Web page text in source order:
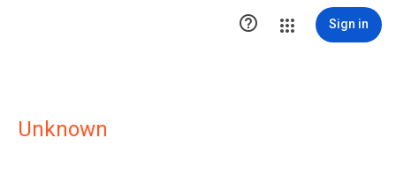
 Sign in
Unknown